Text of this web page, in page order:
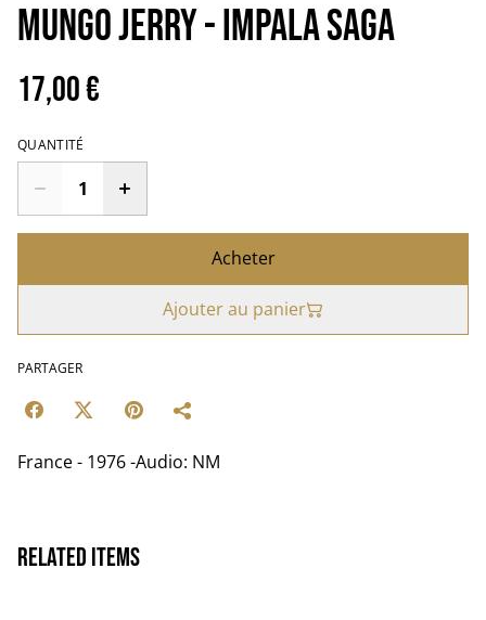
Mungo Jerry - Impala saga
17,00 €
QUANTITÉ
Acheter
Ajouter au panier
PARTAGER
France - 1976 -Audio: NM
Related items